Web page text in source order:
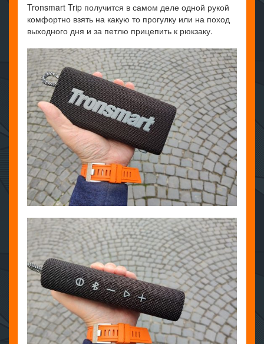
Tronsmart Trip получится в самом деле одной рукой
комфортно взять на какую то прогулку или на поход
выходного дня и за петлю прицепить к рюкзаку.